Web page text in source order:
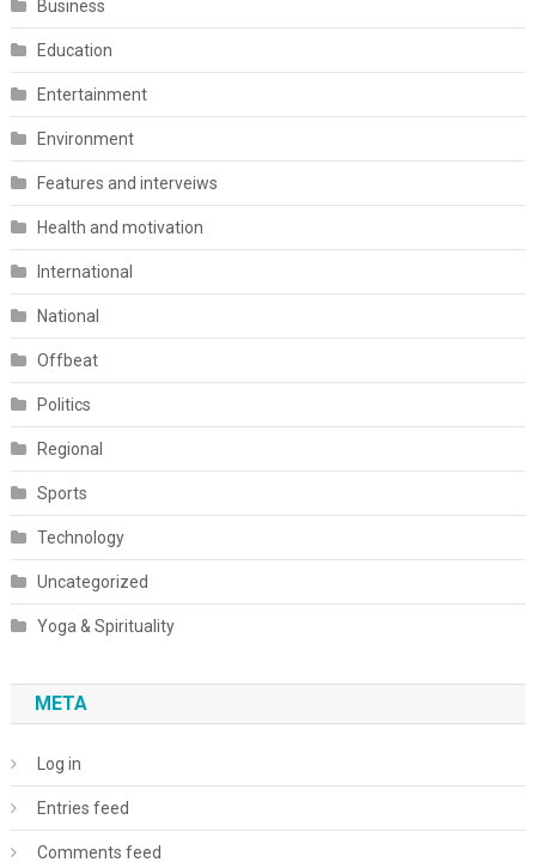
Business
Education
Entertainment
Environment
Features and interveiws
Health and motivation
International
National
Offbeat
Politics
Regional
Sports
Technology
Uncategorized
Yoga & Spirituality
META
Log in
Entries feed
Comments feed